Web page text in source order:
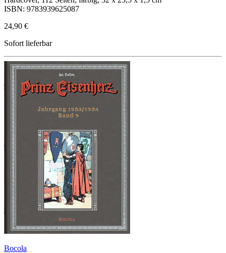
ISBN: 9783939625087
24,90 €
Sofort lieferbar
Bocola